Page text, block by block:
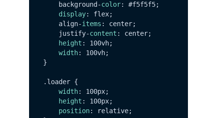
    background-
color: #f5f5f5;
display: flex;
    align-
items : center;
    justify-
content : center;
height : 100vh;
width: 100vh;
}
. loader {
width: 100px;
height : 100px;
position: relative;